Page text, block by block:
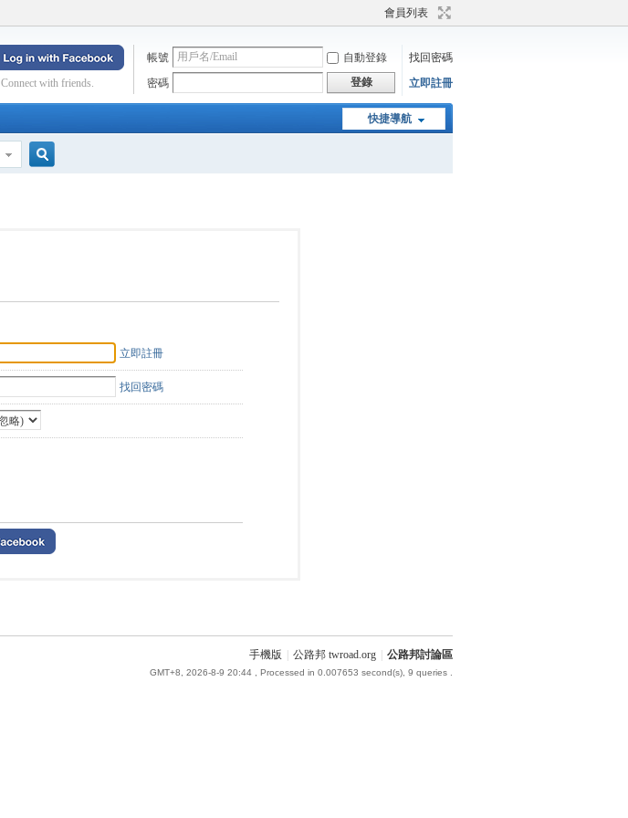
會員列表
帳號 自動登錄
找回密碼
密碼
登錄 立即註冊
Connect with friends.
快捷導航
立即註冊
找回密碼
手機版 公路邦 twroad.org 公路邦討論區
GMT+8, 2026-8-9 20:44 , Processed in 0.007653 second(s), 9 queries .